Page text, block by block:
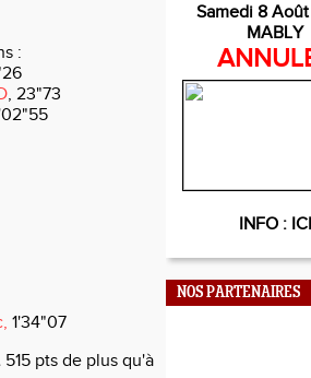
:
, 23"73
1'34"07
515 pts de plus qu'à
Samedi 8
MABLY
INFO : ICI
NOS PARTENAIRES